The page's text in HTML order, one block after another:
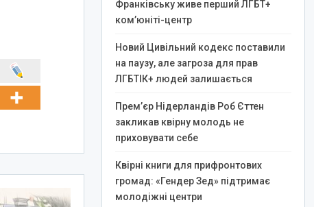
Франківську живе перший ЛГБТ+
ком’юніті-центр
Новий Цивільний кодекс поставили
на паузу, але загроза для прав
ЛГБТІК+ людей залишається
Прем’єр Нідерландів Роб Єттен
закликав квірну молодь не
приховувати себе
Квірні книги для прифронтових
громад: «Гендер Зед» підтримає
молодіжні центри